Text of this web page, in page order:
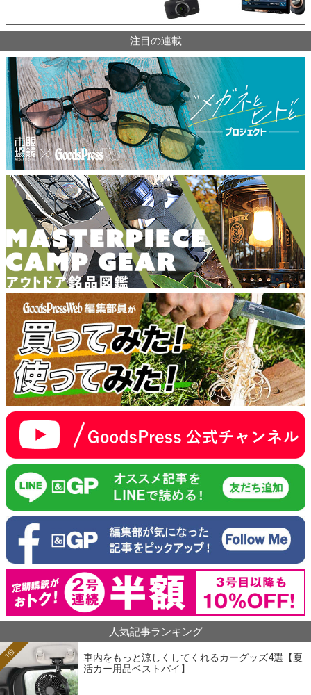
注目の連載
人気記事ランキング
車内をもっと涼しくしてくれるカーグッズ4選【夏
活カー用品ベストバイ】
1位